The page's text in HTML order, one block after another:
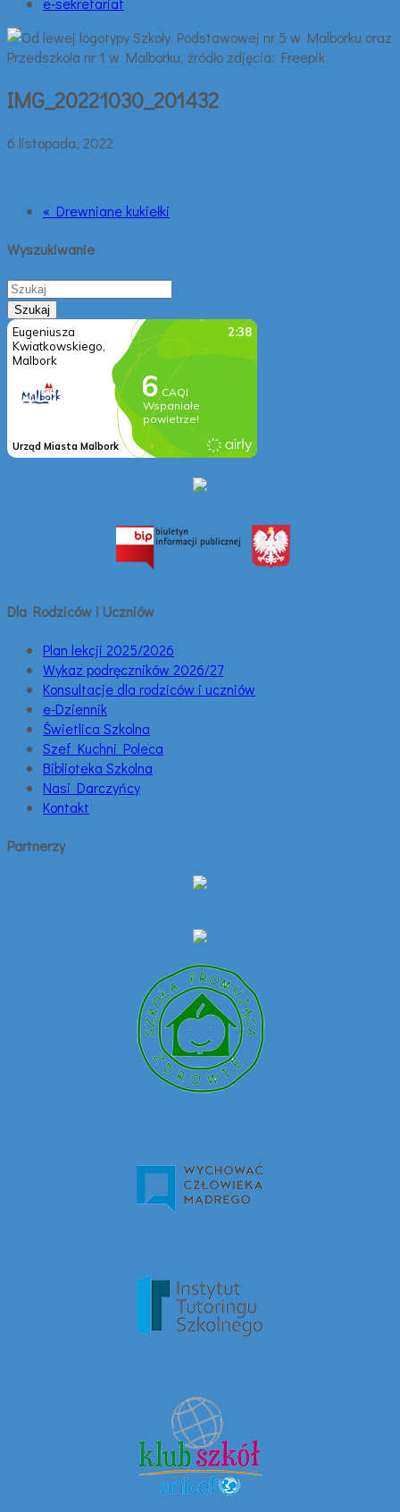
IMG_20221030_201432
6 listopada, 2022
« Drewniane kukiełki
Wyszukiwanie
Dla Rodziców i Uczniów
Plan lekcji 2025/2026
Wykaz podręczników 2026/27
Konsultacje dla rodziców i uczniów
e-Dziennik
Świetlica Szkolna
Szef Kuchni Poleca
Biblioteka Szkolna
Nasi Darczyńcy
Kontakt
Partnerzy